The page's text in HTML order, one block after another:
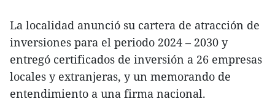
La localidad anunció su cartera de atracción de
inversiones para el periodo 2024 – 2030 y
entregó certificados de inversión a 26 empresas
locales y extranjeras, y un memorando de
entendimiento a una firma nacional.